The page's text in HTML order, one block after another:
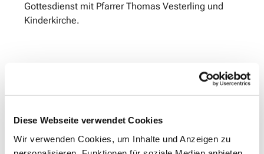
Diese Webseite verwendet Cookies
Wir verwenden Cookies, um Inhalte und Anzeigen zu
Gottesdienst mit Pfarrer Thomas Vesterling und
Kinderkirche.